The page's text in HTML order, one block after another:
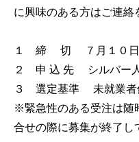
に興味のある方はご連絡
１ 締 切 ７月１０日
２ 申 込 先 シルバー
３ 選定基準 未就業者
※緊急性のある受注は随
合せの際に募集が終了し